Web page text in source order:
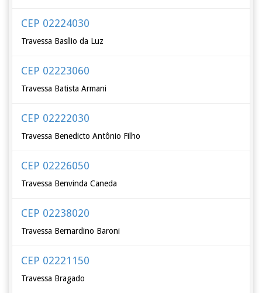
CEP 02224030
Travessa Basílio da Luz
CEP 02223060
Travessa Batista Armani
CEP 02222030
Travessa Benedicto Antônio Filho
CEP 02226050
Travessa Benvinda Caneda
CEP 02238020
Travessa Bernardino Baroni
CEP 02221150
Travessa Bragado